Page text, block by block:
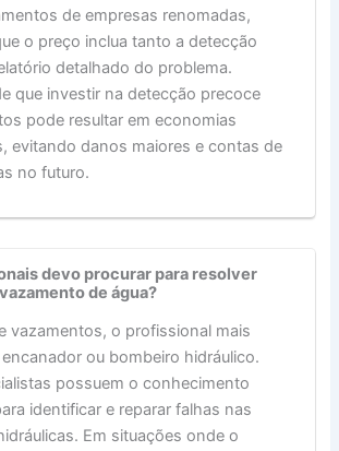
de empresas renomadas,
o preço inclua tanto a detecção
detalhado do problema.
que investir na detecção precoce
pode resultar em economias
evitando danos maiores e contas de
no futuro.
devo procurar para resolver
de água?
vazamentos, o profissional mais
ou bombeiro hidráulico.
possuem o conhecimento
identificar e reparar falhas nas
Em situações onde o